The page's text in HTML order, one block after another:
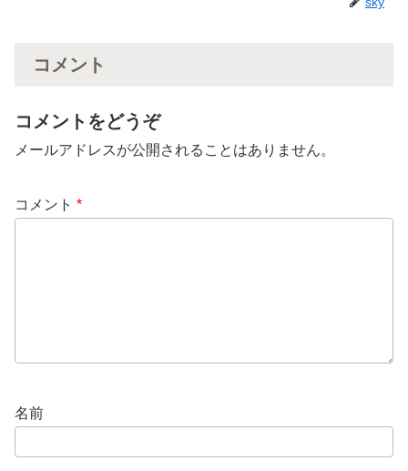
コメント
コメントをどうぞ
メールアドレスが公開されることはありません。
コメント *
名前